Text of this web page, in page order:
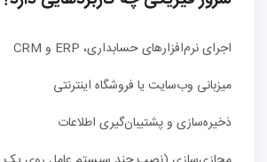
اجرای نرم‌افزارهای حسابداری، ERP و CRM
میزبانی وب‌سایت یا فروشگاه اینترنتی
ذخیره‌سازی و پشتیبان‌گیری اطلاعات